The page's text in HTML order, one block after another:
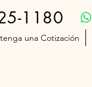
1180
una Cotización